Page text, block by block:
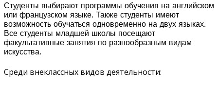
Студенты выбирают программы обучения на английском
или французском языке. Также студенты имеют
возможность обучаться одновременно на двух языках.
Все студенты младшей школы посещают
факультативные занятия по разнообразным видам
искусства.
Среди внеклассных видов деятельности: